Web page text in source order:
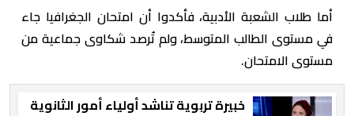
أما طلاب الشعبة الأدبية، فأكدوا أن امتحان الجغرافيا جاء
في مستوى الطالب المتوسط، ولم تُرصد شكاوى جماعية من
مستوى الامتحان.
خبيرة تربوية تناشد أولياء أمور الثانوية